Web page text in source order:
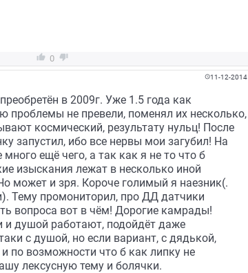
 0 
11-12-2014
в 2009г. Уже 1.5 года как
проблемы не превели, поменял их несколько,
космический, результату нульц! После
запустил, ибо все нервы мои загубил! На
ещё чего, а так как я не то что б
изыскания лежат в несколько иной
может и зря. Короче голимый я наезник(.
Тему промониторил, про ДД датчики
вопроса вот в чём! Дорогие камрады!
и душой работают, подойдёт даже
с душой, но если вариант, с дядькой,
по возможности что б как липку не
лексусную тему и болячки.